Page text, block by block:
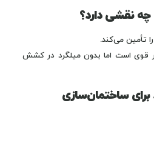
تأمین می‌کند.
قوی است اما بدون میلگرد در کشش
برای ساختمان‌سازی